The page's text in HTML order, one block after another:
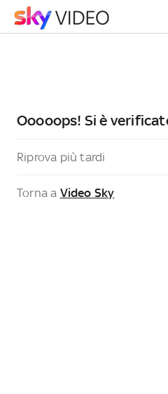
Ooooops! Si è
Riprova più tardi
Torna a Video Sky